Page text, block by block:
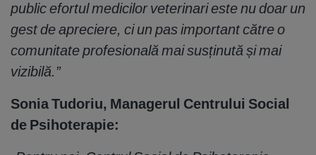
public efortul medicilor veterinari este nu doar un
gest de apreciere, ci un pas important către o
comunitate profesională mai susținută și mai
vizibilă.”
Sonia Tudoriu, Managerul Centrului Social
de Psihoterapie: